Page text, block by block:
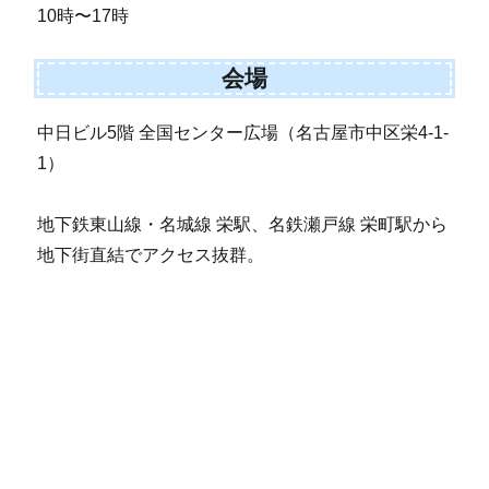
10時〜17時
会場
中日ビル5階 全国センター広場（名古屋市中区栄4-1-
1）
地下鉄東山線・名城線 栄駅、名鉄瀬戸線 栄町駅から
地下街直結でアクセス抜群。